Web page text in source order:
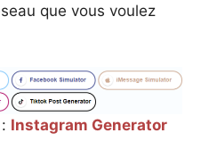
que vous voulez
Instagram Generator